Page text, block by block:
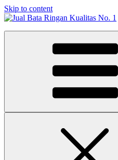
Skip to content
Jual Bata Ringan Kualitas No. 1
Harga Terbaik 2026